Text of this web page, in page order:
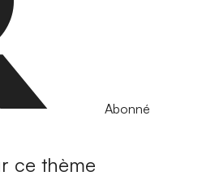
Abonné
ce thème